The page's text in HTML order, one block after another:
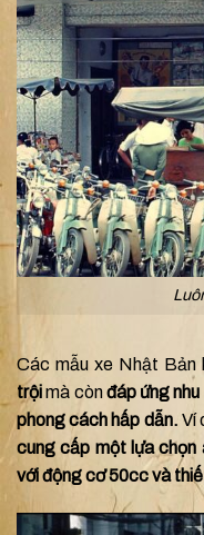
Các mẫu xe Nhật Bản
trộimà cònđáp ứng
phong cách hấp dẫn. Ví
cung cấp một lựa chọn
với động cơ 50cc và